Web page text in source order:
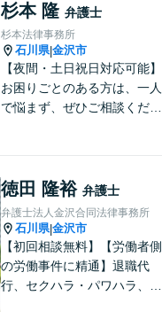
ましたら、まずはお気軽にご
相談ください。
杉本 隆 弁護士
杉本法律事務所
石川県|金沢市
【夜間・土日祝日対応可能】
お困りごとのある方は、一人
で悩まず、ぜひご相談くださ
円(税込））
徳田 隆裕 弁護士
弁護士法人金沢合同法律事務所
石川県|金沢市
【初回相談無料】【労働者側
の労働事件に精通】退職代
行、セクハラ・パワハラ、労